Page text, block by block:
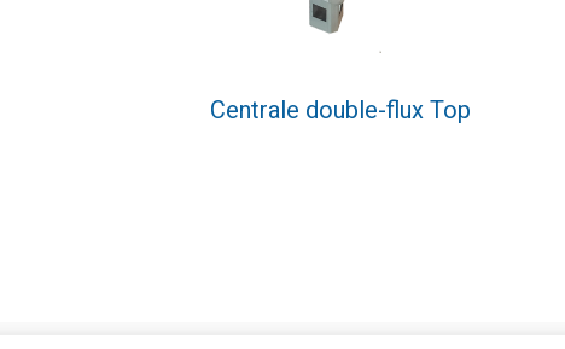
Centrale double-flux Top